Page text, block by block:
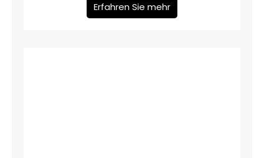
Erfahren Sie mehr